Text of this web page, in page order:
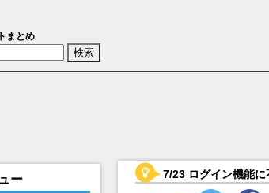
RisingBeat キャラ＆声優（CV）一覧
まとめ
ー 7/23 ログイン機能